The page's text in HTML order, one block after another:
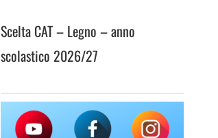
Scelta CAT – Legno – anno
scolastico 2026/27